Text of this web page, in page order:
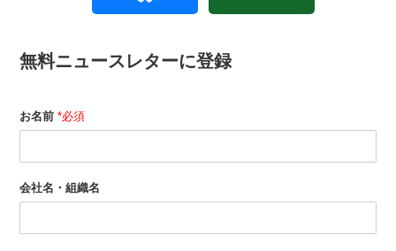
無料ニュースレターに登録
お名前*必須
会社名・組織名